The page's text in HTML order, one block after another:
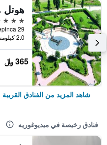
4 نجوم
2.0 كيلومتر عن وسط المدينة
365 ﷼
شاهد المزيد من الفنادق القريبة
فنادق رخيصة في ميديوغوريه